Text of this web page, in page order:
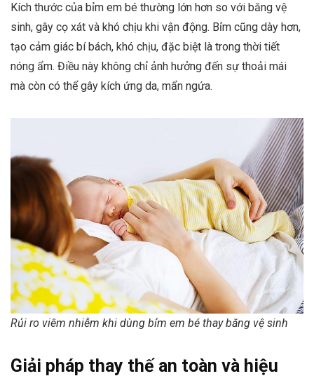
Kích thước của bỉm em bé thường lớn hơn so với băng vệ
sinh, gây cọ xát và khó chịu khi vận động. Bỉm cũng dày hơn,
tạo cảm giác bí bách, khó chịu, đặc biệt là trong thời tiết
nóng ẩm. Điều này không chỉ ảnh hưởng đến sự thoải mái
mà còn có thể gây kích ứng da, mẩn ngứa.
Rủi ro viêm nhiễm khi dùng bỉm em bé thay băng vệ sinh
Giải pháp thay thế an toàn và hiệu